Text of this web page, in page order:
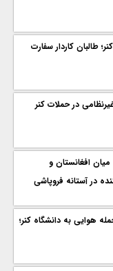
طالبان کاردار سفارت
در حملات کنر
افغانستان و
در آستانه فروپاشی
هوایی به دانشگاه کنر؛